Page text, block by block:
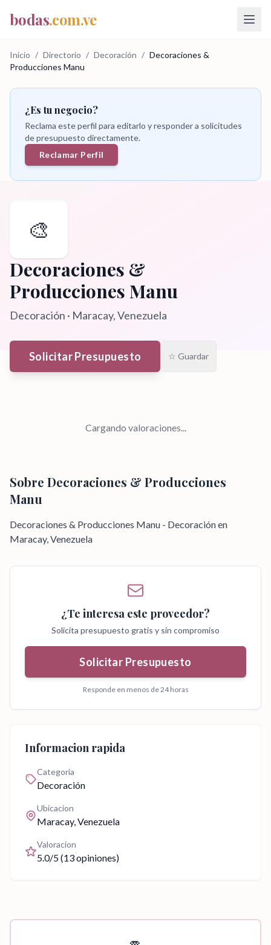
bodas.com.ve
Inicio / Directorio / Decoración / Decoraciones &
Producciones Manu
¿Es tu negocio?
Reclama este perfil para editarlo y responder a solicitudes
de presupuesto directamente.
Reclamar Perfil
🎨
Decoraciones &
Producciones Manu
Decoración · Maracay, Venezuela
Solicitar Presupuesto ☆ Guardar
Cargando valoraciones...
Sobre Decoraciones & Producciones
Manu
Decoraciones & Producciones Manu - Decoración en
Maracay, Venezuela
¿Te interesa este proveedor?
Solicita presupuesto gratis y sin compromiso
Solicitar Presupuesto
Responde en menos de 24 horas
Informacion rapida
Categoria
Decoración
Ubicacion
Maracay, Venezuela
Valoracion
5.0/5 (13opiniones)